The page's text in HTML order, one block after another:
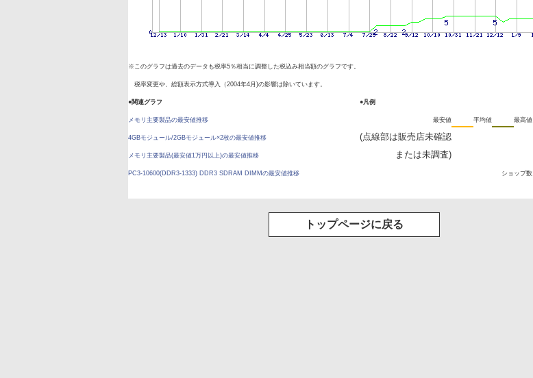
※このグラフは過去のデータも税率5％相当に調整した税込み相当額のグラフです。
税率変更や、総額表示方式導入（2004年4月)の影響は除いています。
●関連グラフ
メモリ主要製品の最安値推移
4GBモジュール/2GBモジュール×2枚の最安値推移
メモリ主要製品(最安値1万円以上)の最安値推移
PC3-10600(DDR3-1333) DDR3 SDRAM DIMMの最安値推移
●凡例
最安値
(点線部は販売店未確認
または未調査)
平均値 最高値
ショップ数
トップページに戻る